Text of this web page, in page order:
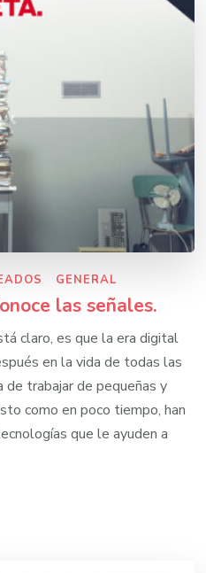
GENERAL
las señales.
claro, es que la era digital
en la vida de todas las
de trabajar de pequeñas y
como en poco tiempo, han
que le ayuden a